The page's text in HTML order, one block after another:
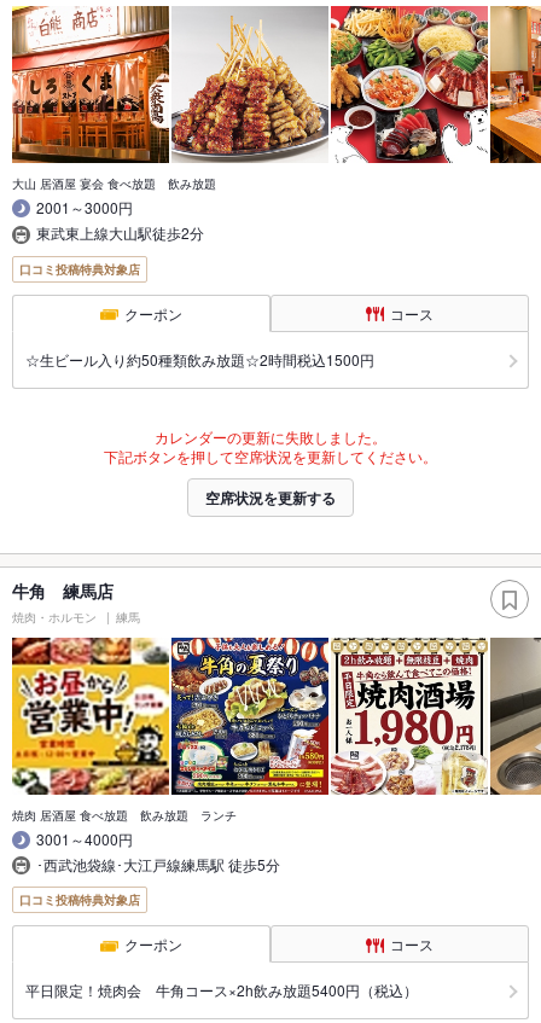
大山 居酒屋 宴会 食べ放題 飲み放題
2001～3000円
東武東上線大山駅徒歩2分
口コミ投稿特典対象店
クーポン コース
☆生ビール入り約50種類飲み放題☆2時間税込1500円
カレンダーの更新に失敗しました。
下記ボタンを押して空席状況を更新してください。
空席状況を更新する
牛角 練馬店
焼肉・ホルモン 練馬
焼肉 居酒屋 食べ放題 飲み放題 ランチ
3001～4000円
･西武池袋線･大江戸線練馬駅 徒歩5分
口コミ投稿特典対象店
クーポン コース
平日限定！焼肉会 牛角コース×2h飲み放題5400円（税込）